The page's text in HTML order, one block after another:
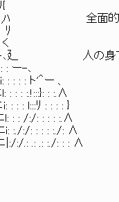
禁止され
の身で神の摂理
-､
ト'＾ー 、
: : :.!:::}: : :.∧
: : : l:::ﾘ : : : : }
l: : : /:/: : : : :.∧
i: :./:/: : : : :./: ∧
|:/:/.: .: .: :./: : : ∧